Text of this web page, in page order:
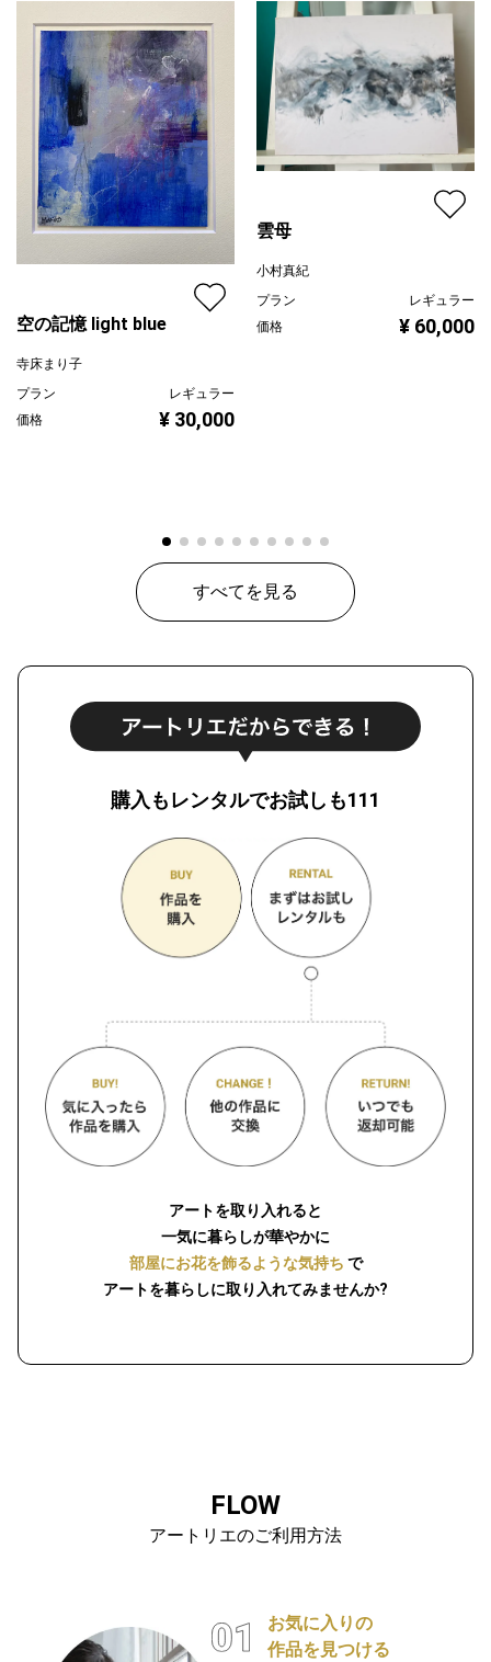
空の記憶 light blue
寺床まり子
プラン
レギュラー
価格
¥ 30,000
雲母
小村真紀
プラン
レギュラー
価格
¥ 60,000
すべてを見る
購入もレンタルでお試しも111
アートを取り入れると
一気に暮らしが華やかに
部屋にお花を飾るような気持ち で
アートを暮らしに取り入れてみませんか?
FLOW
アートリエのご利用方法
お気に入りの
作品を見つける